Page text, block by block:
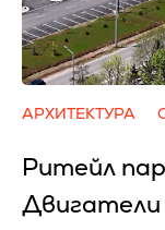
АРХИТЕКТУРА
Ритейл